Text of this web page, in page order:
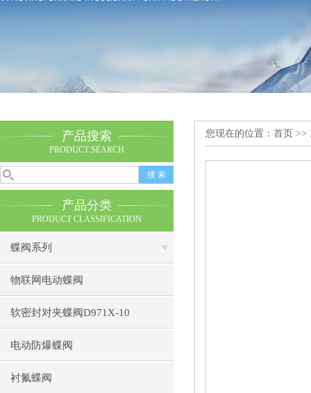
产品搜索
PRODUCT SEARCH
产品分类
PRODUCT CLASSIFICATION
蝶阀系列
物联网电动蝶阀
软密封对夹蝶阀D971X-10
电动防爆蝶阀
衬氟蝶阀
您现在的位置： 首页 >>